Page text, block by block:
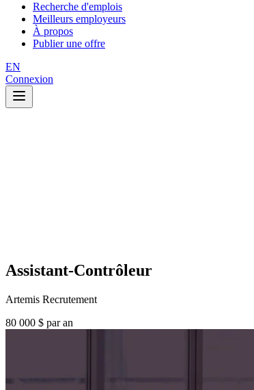
Recherche d'emplois
Meilleurs employeurs
À propos
Publier une offre
EN
Connexion
Assistant-Contrôleur
Artemis Recrutement
80 000 $ par an